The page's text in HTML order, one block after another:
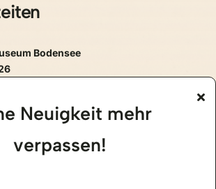
Bodensee
– Museum
Neuigkeit mehr
verpassen!